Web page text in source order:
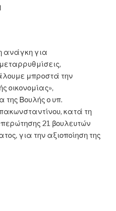
ανάγκη για
μπροστά την
οικονομίας»,
Βουλής ο υπ.
κατά τη
21 βουλευτών
για την αξιοποίηση της